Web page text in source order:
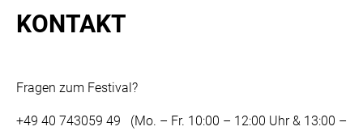
KONTAKT
Fragen zum Festival?
+49 40 743059 49 (Mo. – Fr. 10:00 – 12:00 Uhr & 13:00 –